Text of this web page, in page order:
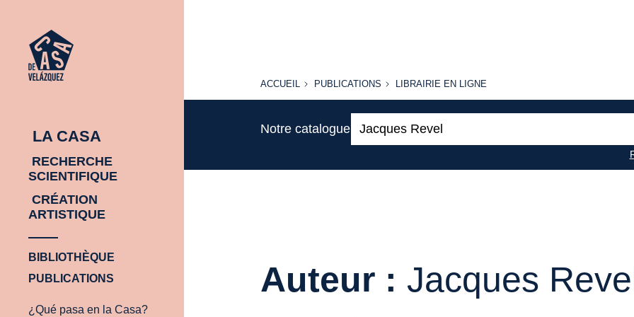
LA CASA
RECHERCHE
SCIENTIFIQUE
CRÉATION
ARTISTIQUE
BIBLIOTHÈQUE
PUBLICATIONS
¿Qué pasa en la Casa?
ACCUEIL
ACCUEIL PUBLICATIONS
PUBLICATIONS
LIBRAIRIE
LIBRAIRIE EN LIGNE
Notre catalogue:
Auteur : Jacques